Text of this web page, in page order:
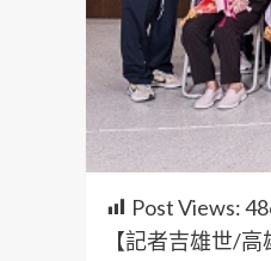
Post Views:
【記者吉雄世/